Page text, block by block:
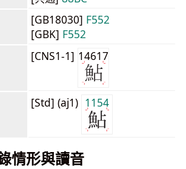
[GB18030] F552
[GBK] F552
[CNS1-1] 14617
[Std] (aj1) 1154
情形與讀音